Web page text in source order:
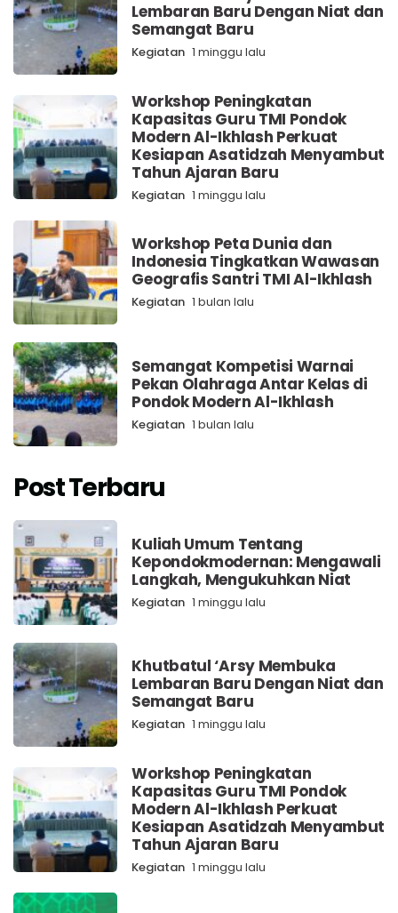
Lembaran Baru Dengan Niat dan
Semangat Baru
Kegiatan 1 minggu lalu
Workshop Peningkatan
Kapasitas Guru TMI Pondok
Modern Al-Ikhlash Perkuat
Kesiapan Asatidzah Menyambut
Tahun Ajaran Baru
Kegiatan 1 minggu lalu
Workshop Peta Dunia dan
Indonesia Tingkatkan Wawasan
Geografis Santri TMI Al-Ikhlash
Kegiatan 1 bulan lalu
Semangat Kompetisi Warnai
Pekan Olahraga Antar Kelas di
Pondok Modern Al-Ikhlash
Kegiatan 1 bulan lalu
Post Terbaru
Kuliah Umum Tentang
Kepondokmodernan: Mengawali
Langkah, Mengukuhkan Niat
Kegiatan 1 minggu lalu
Khutbatul ‘Arsy Membuka
Lembaran Baru Dengan Niat dan
Semangat Baru
Kegiatan 1 minggu lalu
Workshop Peningkatan
Kapasitas Guru TMI Pondok
Modern Al-Ikhlash Perkuat
Kesiapan Asatidzah Menyambut
Tahun Ajaran Baru
Kegiatan 1 minggu lalu